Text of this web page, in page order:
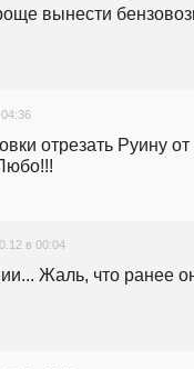
вынести
отрезать Руину от
в 00:04
Жаль, что ранее